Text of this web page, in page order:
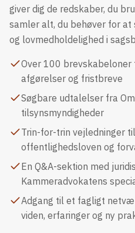
giver dig de redskaber, du
samler alt, du behøver for
og lovmedholdelighed i
Over 100 brevskabeloner
afgørelser og fristbreve
Søgbare udtalelser fra
tilsynsmyndigheder
Trin-for-trin vejledninger
offentlighedsloven og
En Q&A-sektion med
Kammeradvokatens
Adgang til et fagligt
viden, erfaringer og ny